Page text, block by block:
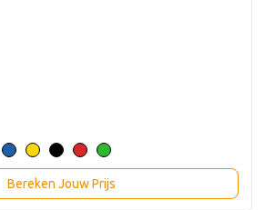
Bereken Jouw Prijs